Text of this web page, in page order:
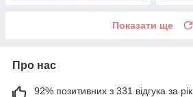
Показати ще
Про нас
92% позитивних з 331 відгука за рік